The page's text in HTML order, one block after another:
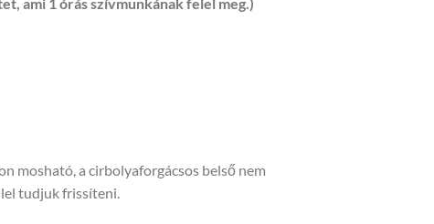
mosható, a cirbolyaforgácsos belső nem
tudjuk frissíteni.